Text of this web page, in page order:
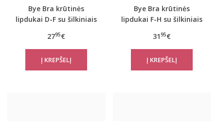
Bye Bra krūtinės
lipdukai D-F su šilkiniais
2795€
Bye Bra krūtinės
lipdukai F-H su šilkiniais
3195€